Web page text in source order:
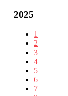
2025
1
2
3
4
5
6
7